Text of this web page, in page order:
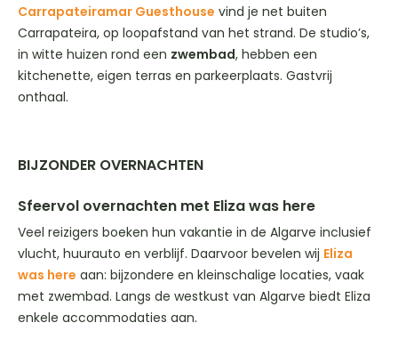
Carrapateiramar Guesthouse vind je net buiten
Carrapateira, op loopafstand van het strand. De studio’s,
in witte huizen rond een zwembad, hebben een
kitchenette, eigen terras en parkeerplaats. Gastvrij
onthaal.
BIJZONDER OVERNACHTEN
Sfeervol overnachten met Eliza was here
Veel reizigers boeken hun vakantie in de Algarve inclusief
vlucht, huurauto en verblijf. Daarvoor bevelen wij Eliza
was here aan: bijzondere en kleinschalige locaties, vaak
met zwembad. Langs de westkust van Algarve biedt Eliza
enkele accommodaties aan.